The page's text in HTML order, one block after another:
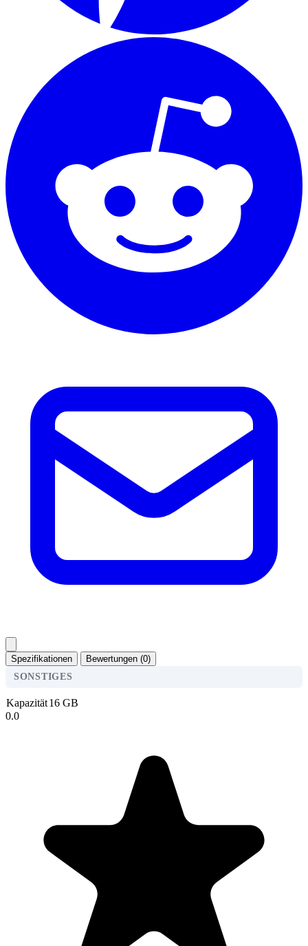
Spezifikationen
Bewertungen (0)
SONSTIGES
Kapazität16 GB
0.0